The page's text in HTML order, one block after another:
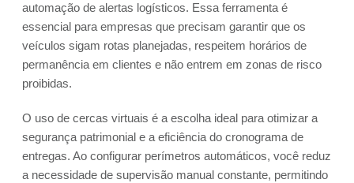
automação de alertas logísticos. Essa ferramenta é
essencial para empresas que precisam garantir que os
veículos sigam rotas planejadas, respeitem horários de
permanência em clientes e não entrem em zonas de risco
proibidas.
O uso de cercas virtuais é a escolha ideal para otimizar a
segurança patrimonial e a eficiência do cronograma de
entregas. Ao configurar perímetros automáticos, você reduz
a necessidade de supervisão manual constante, permitindo